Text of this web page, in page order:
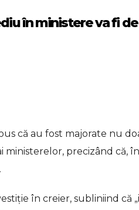
în ministere va fi
că au fost majorate nu
ministerelor, precizând că,
în creier, subliniind că